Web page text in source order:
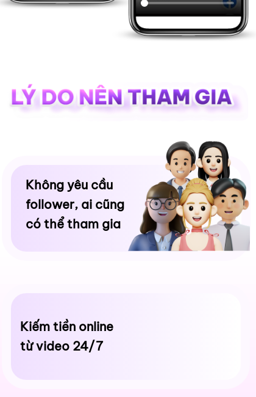
Kiếm tiền online
từ video 24/7
Không yêu cầu
follower, ai cũng
có thể tham gia